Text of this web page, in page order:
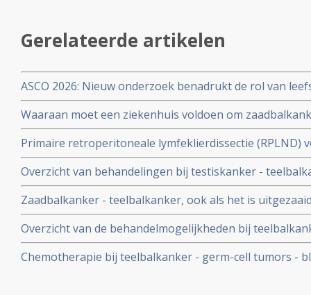
Gerelateerde artikelen
ASCO 2026: Nieuw onderzoek benadrukt de rol van
behandelstrategieën in de kankerzorg.
Waaraan moet een ziekenhuis voldoen om
behandelen? Zie hier de SONCOS normen
Primaire retroperitoneale lymfeklierdissectie (RPLND)
niet-feminomateuze kiemceltumoren chemotherapie
Overzicht van behandelingen bij testiskanker -
in het bloed als prognose op aanslaan van de
overleving
Zaadbalkanker - teelbalkanker, ook als het is
operatie plus chemo. Na 2 jaar was 98% nog kankervrij
Overzicht van de behandelmogelijkheden bij
Chemotherapie bij teelbalkanker - germ-cell tumors -